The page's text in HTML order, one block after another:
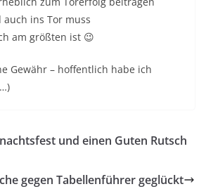
ins Tor muss
am größten ist 😉
Gewähr – hoffentlich habe ich
und einen Guten Rutsch
gegen Tabellenführer geglückt